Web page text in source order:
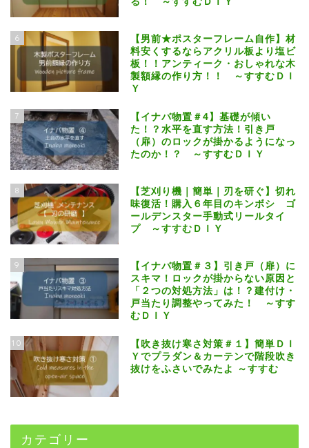
6
【男前★ポスターフレーム自作】材
料安くするならアクリル板より塩ビ
板！！アンティーク・おしゃれな木
製額縁の作り方！！ ～すすむＤＩ
Ｙ
7
【イナバ物置＃4】基礎が傾い
た！？水平を直す方法！引き戸
（扉）のロックが掛かるようになっ
たのか！？ ～すすむＤＩＹ
8
【芝刈り機｜簡単｜刃を研ぐ】切れ
味復活！購入６年目のキンボシ ゴ
ールデンスター手動式リールタイ
プ ～すすむＤＩＹ
9
【イナバ物置＃３】引き戸（扉）に
スキマ！ロックが掛からない原因と
「２つの対処方法」は！？建付け・
戸当たり調整やってみた！ ～すす
むＤＩＹ
10
【吹き抜け寒さ対策＃１】簡単ＤＩ
Ｙでプラダン＆カーテンで階段吹き
抜けをふさいでみたよ ～すすむ
カテゴリー